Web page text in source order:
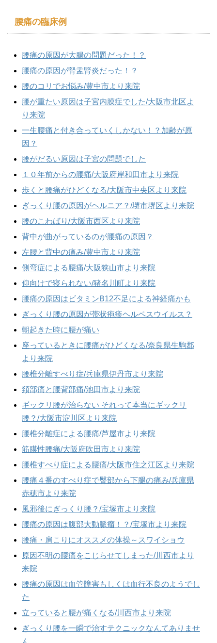
腰痛の臨床例
腰痛の原因が大腸の問題だった！？
腰痛の原因が腎盂腎炎だった！？
腰のコリでお悩み/豊中市より来院
腰が重たい原因は子宮内膜症でした/大阪市北区よ
り来院
一生腰痛と付き合っていくしかない！？加齢が原
因？
腰がだるい原因は子宮の問題でした
１０年前からの腰痛/大阪府岸和田市より来院
歩くと腰痛がひどくなる/大阪市中央区より来院
ぎっくり腰の原因がヘルニア？/堺市堺区より来院
腰のこわばり/大阪市西区より来院
背中が曲がっているのが腰痛の原因？
左腰と背中の痛み/豊中市より来院
側弯症による腰痛/大阪狭山市より来院
仰向けで寝られない/猪名川町より来院
腰痛の原因はビタミンB12不足による神経痛かも
ぎっくり腰の原因が帯状疱疹ヘルペスウイルス？
朝起きた時に腰が痛い
座っているときに腰痛がひどくなる/奈良県生駒郡
より来院
腰椎分離すべり症/兵庫県伊丹市より来院
頚部痛と腰背部痛/池田市より来院
ギックリ腰が治らない それって本当にギックリ
腰？/大阪市淀川区より来院
腰椎分離症による腰痛/芦屋市より来院
筋膜性腰痛/大阪府吹田市より来院
腰椎すべり症による腰痛/大阪市住之江区より来院
腰痛４番のすべり症で臀部から下腿の痛み/兵庫県
赤穂市より来院
風邪後にぎっくり腰？/宝塚市より来院
腰痛の原因は腹部大動脈瘤！？/宝塚市より来院
腰痛・肩こりにオススメの体操～スワイショウ
原因不明の腰痛をこじらせてしまった/川西市より
来院
腰痛の原因は血管障害もしくは血行不良のようでし
た
立っていると腰が痛くなる/川西市より来院
ぎっくり腰を一瞬で治すテクニックなんてありませ
ん